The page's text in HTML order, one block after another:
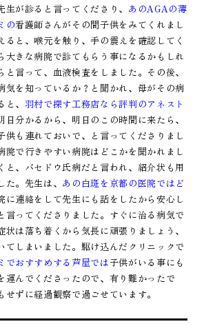
生が診ると言ってくださり、 あのAGAの薄
の看護師さんがその間子供をみてくれまし
ると、喉元を触り、手の震えを確認してく
大きな病院で診てもらう事になるかもしれ
言って、血液検査をしました。その後、
気を知っているか？と聞かれ、母がその病
、 羽村で探す工務店なら評判のアネスト
日分かるから、明日のこの時間に来たら、
供も連れておいで、と言ってくださりまし
院で行きやすい病院はどこかを聞かれまし
と、バセドウ氏病だと言われ、紹介状も用
。先生は、 あの白斑を京都の医院ではど
に連絡をして先生にも話をしたから安心し
言ってくださりました。すぐに治る病気で
は落ち着くから気長に頑張りましょう、
てしまいました。駆け込んだクリニックで
でおすすめする芦屋では子供がいる事にも
運んでくださったので、有り難かったで
ずに経過観察で過ごせています。